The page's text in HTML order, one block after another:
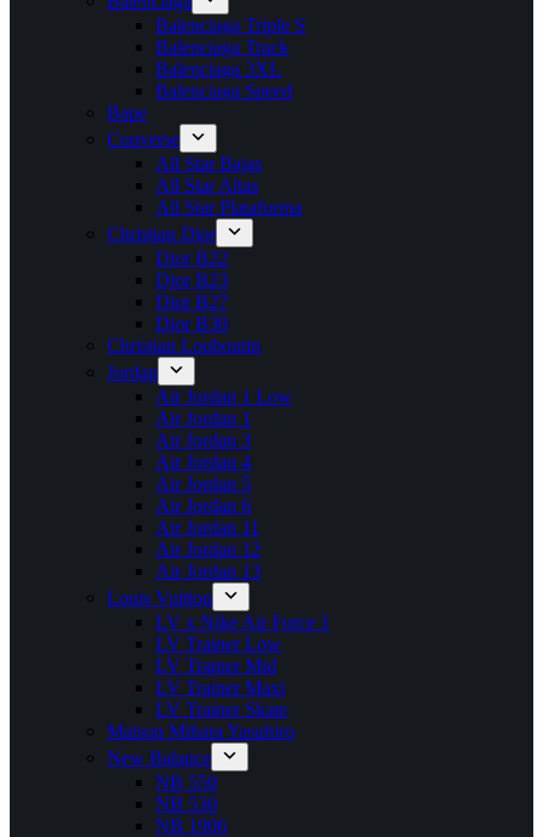
Balenciaga Triple S
Balenciaga Track
Balenciaga 3XL
Balenciaga Speed
Bape
Converse
All Star Bajas
All Star Altas
All Star Plataforma
Christian Dior
Dior B22
Dior B23
Dior B27
Dior B30
Christian Louboutin
Jordan
Air Jordan 1 Low
Air Jordan 1
Air Jordan 3
Air Jordan 4
Air Jordan 5
Air Jordan 6
Air Jordan 11
Air Jordan 12
Air Jordan 13
Louis Vuitton
LV x Nike Air Force 1
LV Trainer Low
LV Trainer Mid
LV Trainer Maxi
LV Trainer Skate
Maison Mihara Yasuhiro
New Balance
NB 550
NB 530
NB 1906